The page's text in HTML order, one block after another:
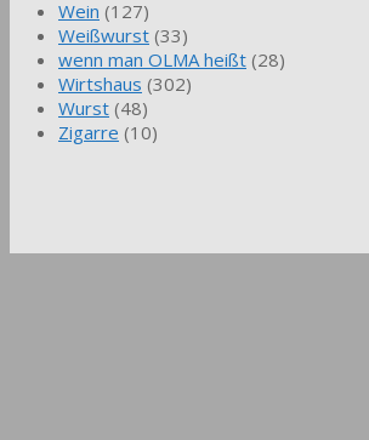
Wein (127)
Weißwurst (33)
wenn man OLMA heißt (28)
Wirtshaus (302)
Wurst (48)
Zigarre (10)